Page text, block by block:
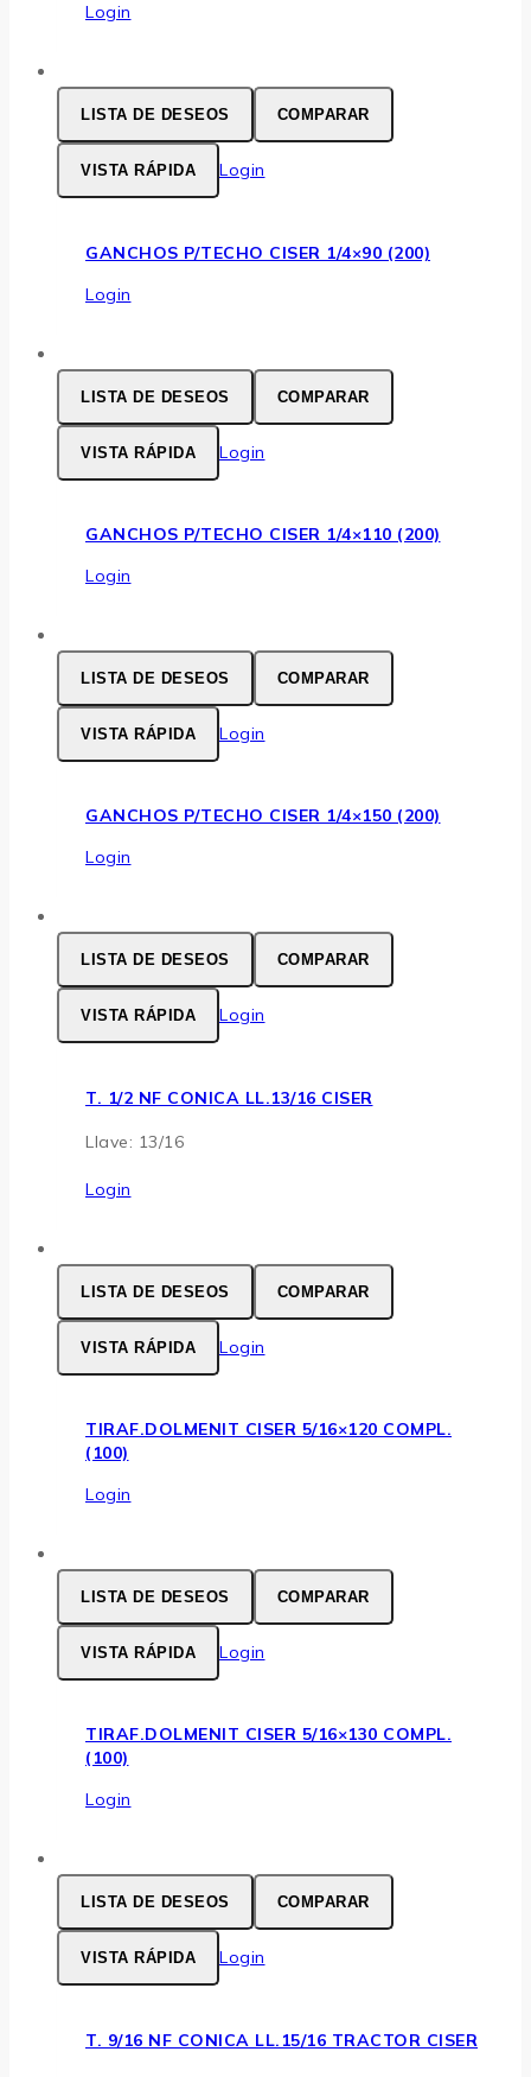
Login
LISTA DE DESEOS COMPARAR
VISTA RÁPIDA Login
GANCHOS P/TECHO CISER 1/4×90 (200)
Login
LISTA DE DESEOS COMPARAR
VISTA RÁPIDA Login
GANCHOS P/TECHO CISER 1/4×110 (200)
Login
LISTA DE DESEOS COMPARAR
VISTA RÁPIDA Login
GANCHOS P/TECHO CISER 1/4×150 (200)
Login
LISTA DE DESEOS COMPARAR
VISTA RÁPIDA Login
T. 1/2 NF CONICA LL.13/16 CISER
Llave: 13/16
Login
LISTA DE DESEOS COMPARAR
VISTA RÁPIDA Login
TIRAF.DOLMENIT CISER 5/16×120 COMPL.
(100)
Login
LISTA DE DESEOS COMPARAR
VISTA RÁPIDA Login
TIRAF.DOLMENIT CISER 5/16×130 COMPL.
(100)
Login
LISTA DE DESEOS COMPARAR
VISTA RÁPIDA Login
T. 9/16 NF CONICA LL.15/16 TRACTOR CISER